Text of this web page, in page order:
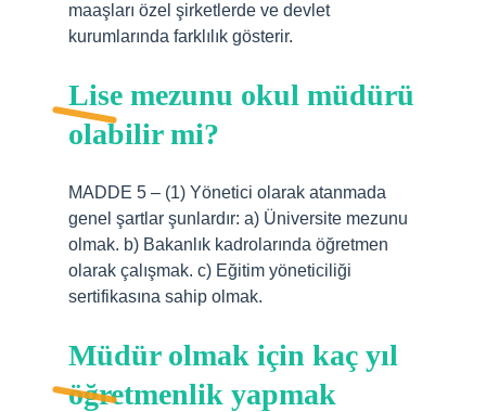
maaşları özel şirketlerde ve devlet
kurumlarında farklılık gösterir.
Lise mezunu okul müdürü
olabilir mi?
MADDE 5 – (1) Yönetici olarak atanmada
genel şartlar şunlardır: a) Üniversite mezunu
olmak. b) Bakanlık kadrolarında öğretmen
olarak çalışmak. c) Eğitim yöneticiliği
sertifikasına sahip olmak.
Müdür olmak için kaç yıl
öğretmenlik yapmak